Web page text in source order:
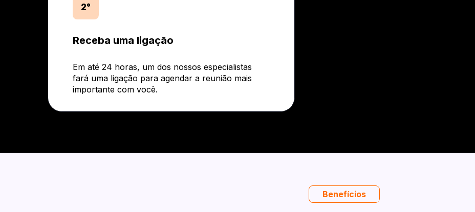
2°
Receba uma ligação
Em até 24 horas, um dos nossos especialistas
fará uma ligação para agendar a reunião mais
importante com você.
Benefícios